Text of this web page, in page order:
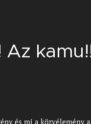
és mi a közvélemény a